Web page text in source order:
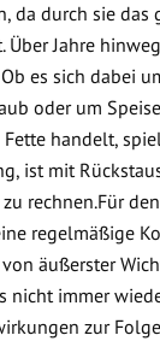
da durch sie das
Über Jahre
es sich dabei
oder um
handelt,
ist mit
rechnen.Für
regelmäßige
äußerster
nicht immer
zur